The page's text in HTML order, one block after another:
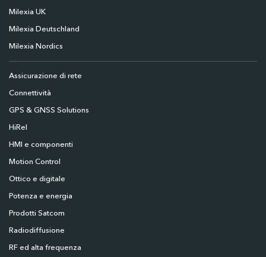
Milexia UK
Milexia Deutschland
Milexia Nordics
Assicurazione di rete
Connettività
GPS & GNSS Solutions
HiRel
HMI e componenti
Motion Control
Ottico e digitale
Potenza e energia
Prodotti Satcom
Radiodiffusione
RF ed alta frequenza